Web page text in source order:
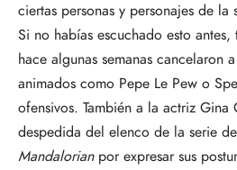
ciertas personas y personajes de
Si no habías escuchado esto
hace algunas semanas cancelaron
animados como Pepe Le Pew o
ofensivos. También a la actriz Gina
despedida del elenco de la serie
Mandalorianpor expresar sus